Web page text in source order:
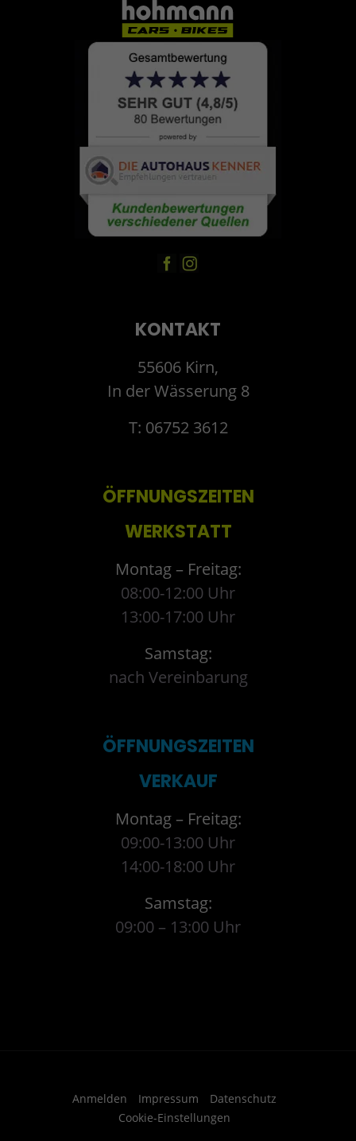
KONTAKT
55606 Kirn,
In der Wässerung 8
T: 06752 3612
ÖFFNUNGSZEITEN
WERKSTATT
Montag – Freitag:
08:00-12:00 Uhr
13:00-17:00 Uhr
Samstag:
nach Vereinbarung
ÖFFNUNGSZEITEN
VERKAUF
Montag – Freitag:
09:00-13:00 Uhr
14:00-18:00 Uhr
Samstag:
09:00 – 13:00 Uhr
Anmelden Impressum
Datenschutz
Cookie-Einstellungen